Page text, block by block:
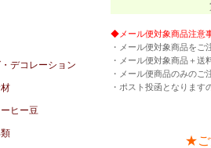
◆メール便対象商品注意
・メール便対象商品をご
・メール便対象商品＋送
・メール便商品のみのご
・ポスト投函となります
★ご
デコレーション
ヒー豆